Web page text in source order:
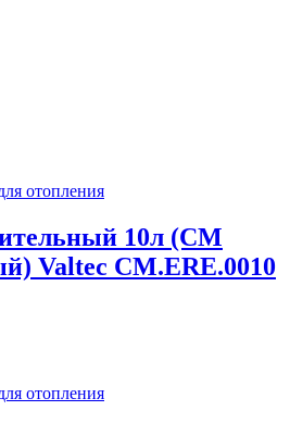
отопления
10л (СМ
Valtec CM.ERE.0010
отопления